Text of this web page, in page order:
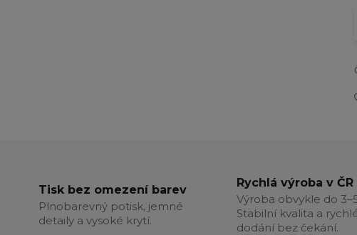
Tisk bez omezení barev
Plnobarevný potisk, jemné
detaily a vysoké krytí.
Rychlá výroba v ČR
Výroba obvykle do
Stabilní kvalita a
dodání bez čekání.